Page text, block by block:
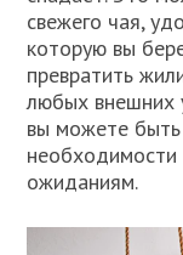
свежего чая,
которую вы
превратить
любых внешних
вы можете
необходимости
ожиданиям.